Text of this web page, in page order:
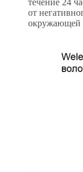
течение 24
от
окружающей